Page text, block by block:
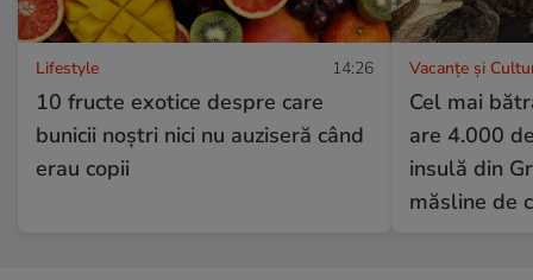
Lifestyle 14:26
10 fructe exotice despre care
bunicii noștri nici nu auziseră când
erau copii
Vacanțe și
Cel mai
are 4.000
insulă din
măsline de